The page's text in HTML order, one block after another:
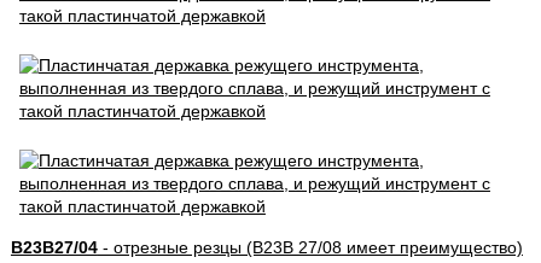
B23B27/04- отрезные резцы (B23B 27/08 имеет преимущество)